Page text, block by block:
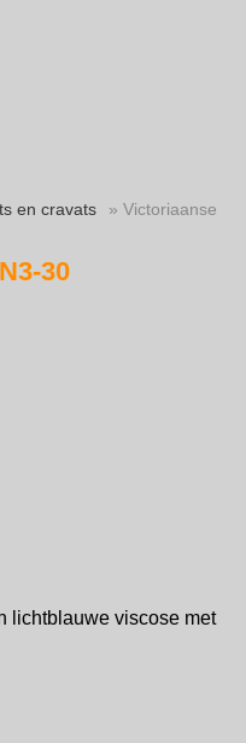
en cravats
» Victoriaanse
30
lichtblauwe viscose met